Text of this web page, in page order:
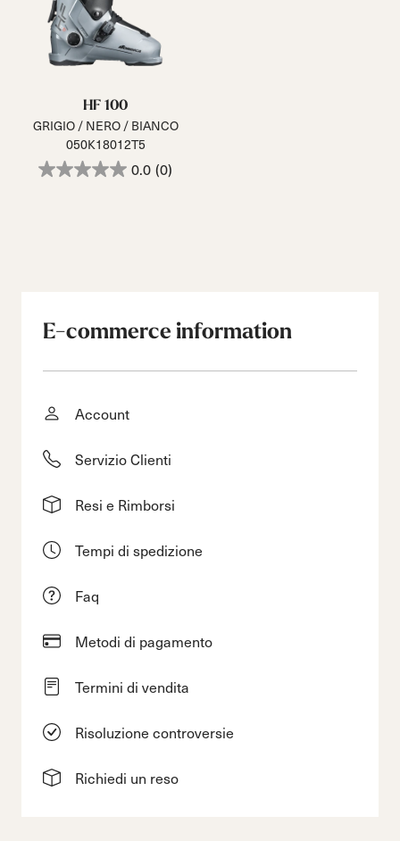
HF 100
GRIGIO / NERO / BIANCO
050K18012T5
0.0 (0)
E-commerce information
Account
Servizio Clienti
Resi e Rimborsi
Tempi di spedizione
Faq
Metodi di pagamento
Termini di vendita
Risoluzione controversie
Richiedi un reso